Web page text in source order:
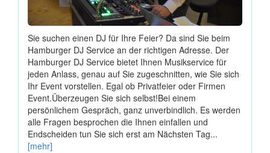
Sie suchen einen DJ für Ihre Feier? Da sind Sie beim
Hamburger DJ Service an der richtigen Adresse. Der
Hamburger DJ Service bietet Ihnen Musikservice für
jeden Anlass, genau auf Sie zugeschnitten, wie Sie sich
Ihr Event vorstellen. Egal ob Privatfeier oder Firmen
Event.Überzeugen Sie sich selbst!Bei einem
persönlichem Gespräch, ganz unverbindlich. Es werden
alle Fragen besprochen die Ihnen einfallen und
Endscheiden tun Sie sich erst am Nächsten Tag...
[mehr]